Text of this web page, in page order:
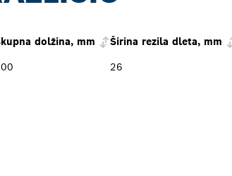
dolžina, mm Širina rezila dleta, mm
26